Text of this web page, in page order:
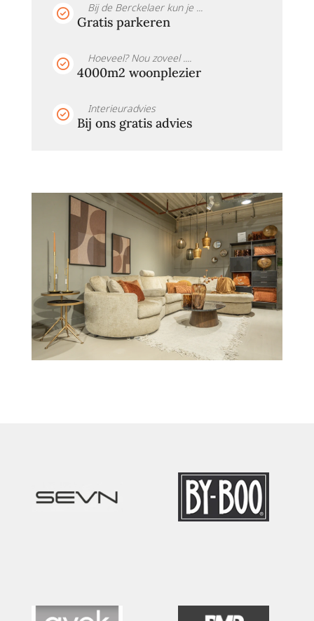
Bij de Berckelaer kun je ...
Gratis parkeren
Hoeveel? Nou zoveel ....
4000m2 woonplezier
Interieuradvies
Bij ons gratis advies